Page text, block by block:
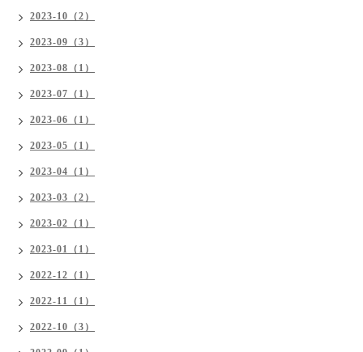
2023-10（2）
2023-09（3）
2023-08（1）
2023-07（1）
2023-06（1）
2023-05（1）
2023-04（1）
2023-03（2）
2023-02（1）
2023-01（1）
2022-12（1）
2022-11（1）
2022-10（3）